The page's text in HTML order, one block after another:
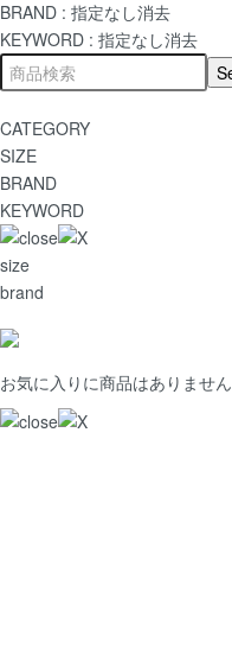
BRAND : 指定なし消去
KEYWORD : 指定なし消去
CATEGORY
SIZE
BRAND
KEYWORD
size
brand
お気に入りに商品はありません